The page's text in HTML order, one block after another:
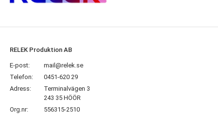
RELEK Produktion AB
E-post:
mail@relek.se
Telefon:
0451-620 29
Adress:
Terminalvägen 3
243 35 HÖÖR
Org.nr:
556315-2510